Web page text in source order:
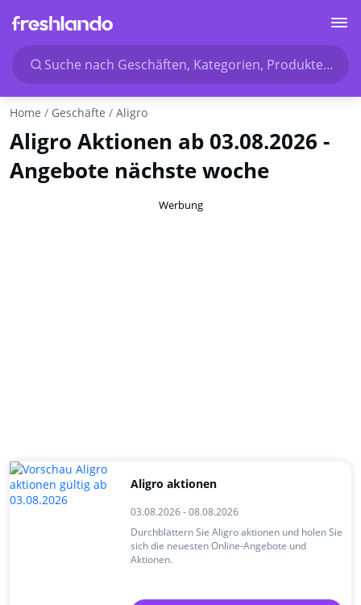
Suche nach Geschäften, Kategorien, Produkten...
Home Geschäfte Aligro
Aligro Aktionen ab 03.08.2026 -
Angebote nächste woche
Werbung
Aligro aktionen
03.08.2026 - 08.08.2026
Durchblättern Sie Aligro aktionen und holen Sie
sich die neuesten Online-Angebote und
Aktionen.